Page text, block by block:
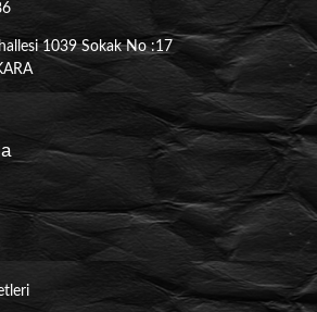
1039 Sokak No :17